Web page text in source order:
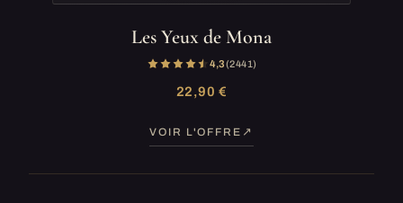
Les Yeux de Mona
4,3(2 441)
22,90 €
VOIR L'OFFRE